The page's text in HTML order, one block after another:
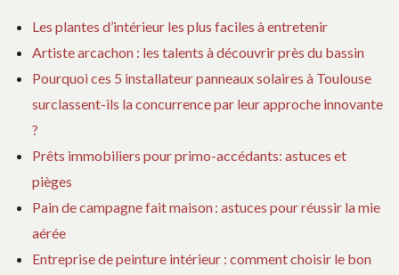
i
Les plantes d’intérieur les plus faciles à entretenir
Artiste arcachon : les talents à découvrir près du bassin
Pourquoi ces 5 installateur panneaux solaires à Toulouse
surclassent-ils la concurrence par leur approche innovante
?
Prêts immobiliers pour primo-accédants: astuces et
pièges
Pain de campagne fait maison : astuces pour réussir la mie
aérée
Entreprise de peinture intérieur : comment choisir le bon